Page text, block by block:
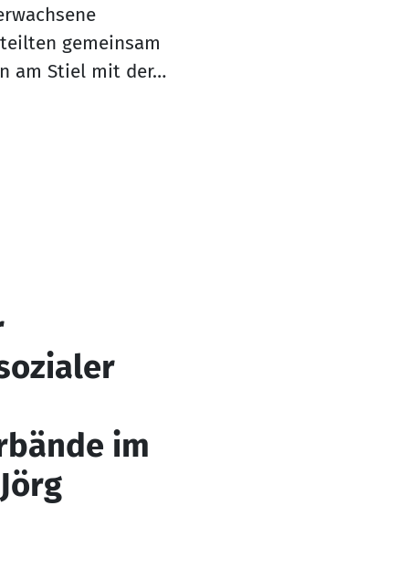
gemeinsam
am Stiel mit der…
im